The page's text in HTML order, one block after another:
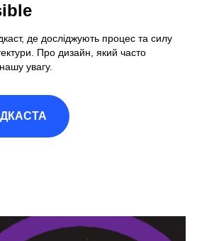
де досліджують процес та силу
Про дизайн, який часто
увагу.